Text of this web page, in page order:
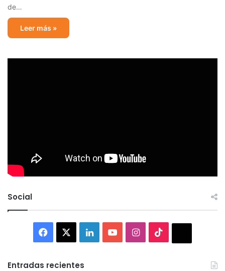
de…
Leer más »
Social
Facebook LinkedInYouTubeInstagram
Entradas recientes